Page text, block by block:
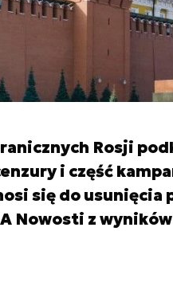
Rosji
i część
się do usunięcia
Nowosti z